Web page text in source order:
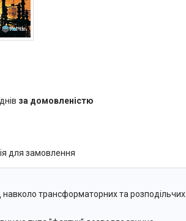
за домовленістю
для замовлення
навколо трансформаторних та розподільчих